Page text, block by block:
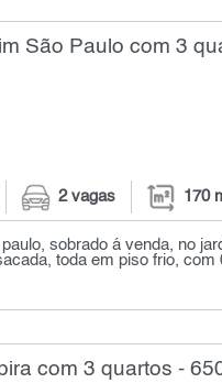
São Paulo com 3
2 vagas 170
sobrado á venda, no
toda em piso frio, com
com 3 quartos -